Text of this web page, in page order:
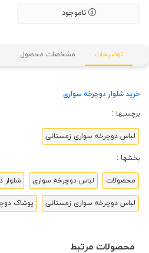
ناموجود
توضیحات مشخصات محصول
خرید شلوار دوچرخه سواری
برچسبها :
لباس دوچرخه سواری زمستانی
بخشها :
محصولات لباس دوچرخه سواری شلوار
لباس دوچرخه سواری زمستانی پوشاک
محصولات مرتبط